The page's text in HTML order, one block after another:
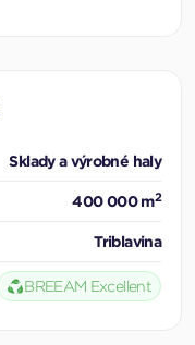
Sklady a výrobné haly
400 000 m2
Triblavina
BREEAM Excellent